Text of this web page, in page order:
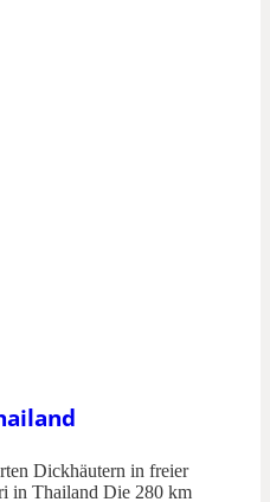
Dickhäutern in freier
in Thailand Die 280 km